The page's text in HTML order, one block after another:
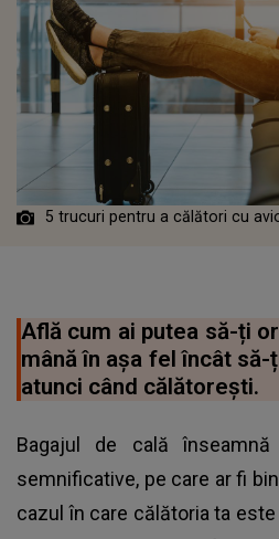
5 trucuri pentru a călători cu
Află cum ai putea să-ți
mână în așa fel încât
atunci când călătorești.
Bagajul de cală
semnificative, pe care ar fi
cazul în care călătoria ta